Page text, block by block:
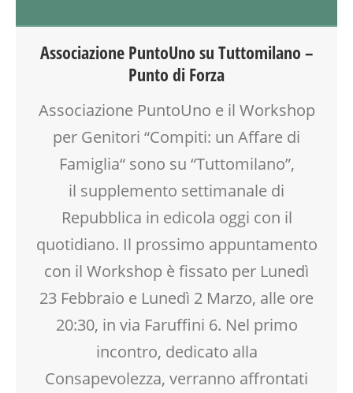
GENITORE
MAMME
MOOD BOX
PEDAGOGIA
SOCIALIZZAZIONE
TEMPO LIBERO
VIA FARUFFINI
Associazione PuntoUno su Tuttomilano –
Punto di Forza
Associazione PuntoUno e il Workshop
per Genitori “Compiti: un Affare di
Famiglia“ sono su “Tuttomilano”,
il supplemento settimanale di
Repubblica in edicola oggi con il
quotidiano. Il prossimo appuntamento
con il Workshop è fissato per Lunedì
23 Febbraio e Lunedì 2 Marzo, alle ore
20:30, in via Faruffini 6. Nel primo
incontro, dedicato alla
Consapevolezza, verranno affrontati